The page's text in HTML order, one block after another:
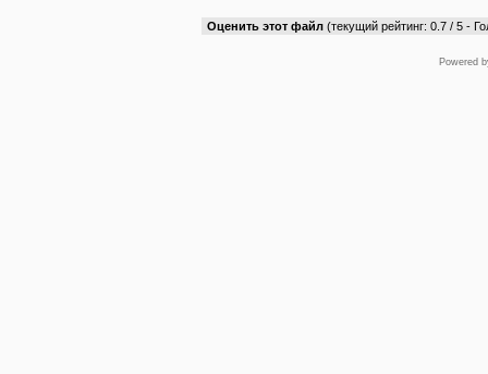
Оценить этот файл (текущий рейтинг: 0.7 / 5 -
Powered